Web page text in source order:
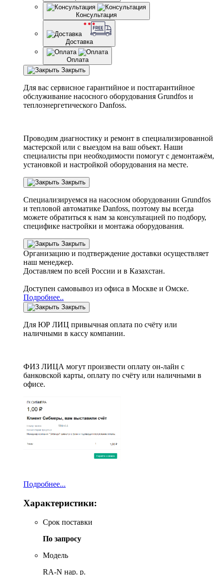
Консультация
Доставка
Оплата
Закрыть
Для вас сервисное гарантийное и постгарантийное
обслуживание насосного оборудования Grundfos и
теплоэнергетического Danfoss.
Проводим диагностику и ремонт в специализированной
мастерской или с выездом на ваш объект. Наши
специалисты при необходимости помогут с демонтажём,
установкой и настройкой оборудования на месте.
Закрыть
Специализируемся на насосном оборудовании Grundfos
и тепловой автоматике Danfoss, поэтому вы всегда
можете обратиться к нам за консультацией по подбору,
специфике настройки и монтажа оборудования.
Закрыть
Организацию и подтверждение доставки осуществляет
наш менеджер.
Доставляем по всей России и в Казахстан.
Доступен самовывоз из офиса в Москве и Омске.
Подробнее..
Закрыть
Для ЮР ЛИЦ привычная оплата по счёту или
наличными в кассу компании.
ФИЗ ЛИЦА могут произвести оплату он-лайн с
банковской карты, оплату по счёту или наличными в
офисе.
Подробнее...
Характеристики:
Срок поставки
По запросу
Модель
RA-N нар. р.